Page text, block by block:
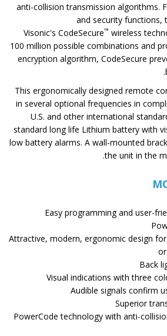
anti-collision transmission algorithms.
and security functions,
Visonic's CodeSecure™ wireless
100 million possible combinations and
encryption algorithm, CodeSecure
This ergonomically designed remote
in several optional frequencies in
U.S. and other international
standard long life Lithium battery with
low battery alarms. A wall-mounted
the unit in the
Easy programming and user-
Attractive, modern, ergonomic design
Back
Visual indications with three
Audible signals confirm
Superior
PowerCode technology with anti-